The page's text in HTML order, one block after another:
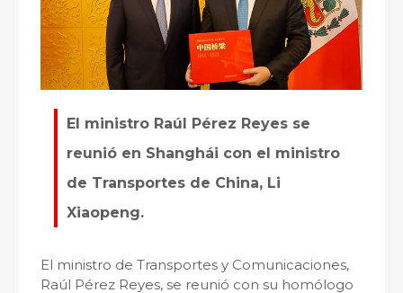
El ministro Raúl Pérez Reyes se
reunió en Shanghái con el ministro
de Transportes de China, Li
Xiaopeng.
El ministro de Transportes y Comunicaciones,
Raúl Pérez Reyes, se reunió con su homólogo